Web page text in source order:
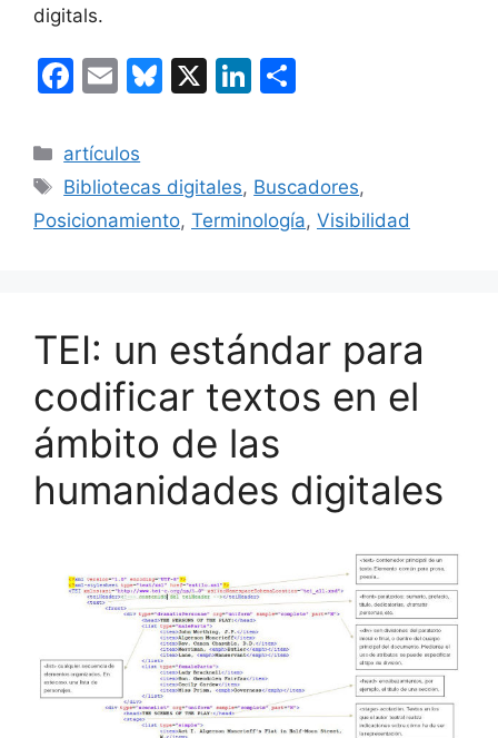
digitals.
F
c
e
b
k
E
ai
l
Bl
s
k
X
Li
e
dI
p
ar
Categorías
artículos
Etiquetas
Bibliotecas digitales, Buscadores,
Posicionamiento, Terminología, Visibilidad
TEI: un estándar para
codificar textos en el
ámbito de las
humanidades digitales